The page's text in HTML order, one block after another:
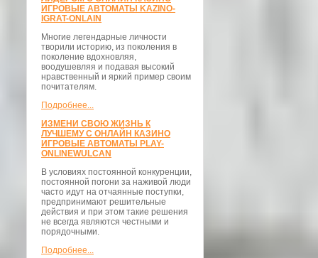
ИГРОВЫЕ АВТОМАТЫ KAZINO-
IGRAT-ONLAIN
Многие легендарные личности
творили историю, из поколения в
поколение вдохновляя,
воодушевляя и подавая высокий
нравственный и яркий пример своим
почитателям.
Подробнее...
ИЗМЕНИ СВОЮ ЖИЗНЬ К
ЛУЧШЕМУ С ОНЛАЙН КАЗИНО
ИГРОВЫЕ АВТОМАТЫ PLAY-
ONLINEWULCAN
В условиях постоянной конкуренции,
постоянной погони за наживой люди
часто идут на отчаянные поступки,
предпринимают решительные
действия и при этом такие решения
не всегда являются честными и
порядочными.
Подробнее...